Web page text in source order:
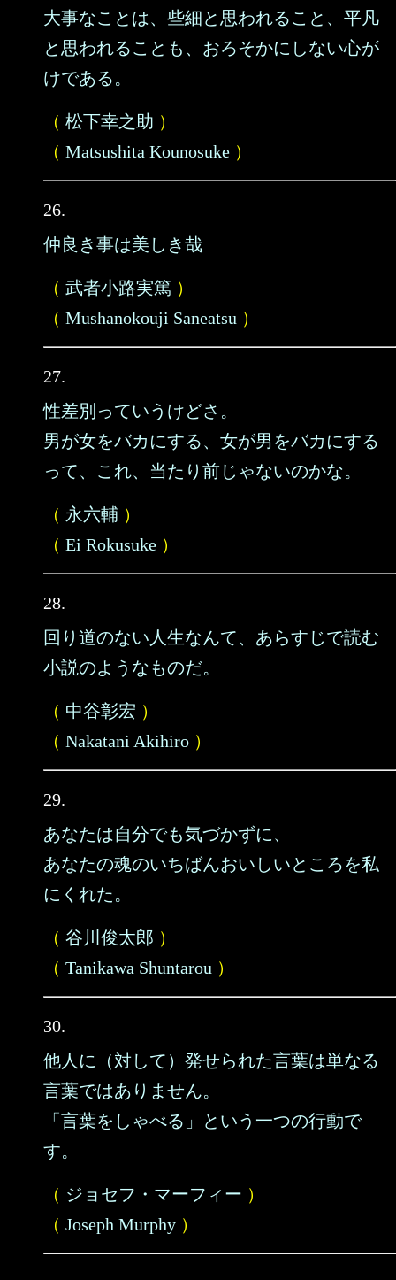
大事なことは、些細と思われること、平凡
と思われることも、おろそかにしない心が
けである。
（ 松下幸之助 ）
（ Matsushita Kounosuke ）
26.
仲良き事は美しき哉
（ 武者小路実篤 ）
（ Mushanokouji Saneatsu ）
27.
性差別っていうけどさ。
男が女をバカにする、女が男をバカにする
って、これ、当たり前じゃないのかな。
（ 永六輔 ）
（ Ei Rokusuke ）
28.
回り道のない人生なんて、あらすじで読む
小説のようなものだ。
（ 中谷彰宏 ）
（ Nakatani Akihiro ）
29.
あなたは自分でも気づかずに、
あなたの魂のいちばんおいしいところを私
にくれた。
（ 谷川俊太郎 ）
（ Tanikawa Shuntarou ）
30.
他人に（対して）発せられた言葉は単なる
言葉ではありません。
「言葉をしゃべる」という一つの行動で
す。
（ ジョセフ・マーフィー ）
（ Joseph Murphy ）